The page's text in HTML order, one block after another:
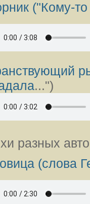
("Кому-
...")
разных
(слова